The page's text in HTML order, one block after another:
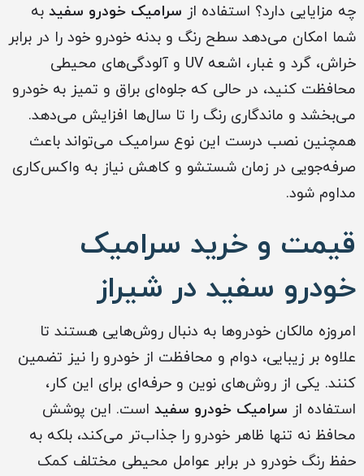
چه مزایایی دارد؟ استفاده از سرامیک خودرو سفید به
شما امکان می‌دهد سطح رنگ و بدنه خودرو خود را در برابر
خراش، گرد و غبار، اشعه UV و آلودگی‌های محیطی
محافظت کنید، در حالی که جلوه‌ای براق و تمیز به خودرو
می‌بخشد و ماندگاری رنگ را تا سال‌ها افزایش می‌دهد.
همچنین نصب درست این نوع سرامیک می‌تواند باعث
صرفه‌جویی در زمان شستشو و کاهش نیاز به واکس‌کاری
مداوم شود.
قیمت و خرید سرامیک
خودرو سفید در شیراز
امروزه مالکان خودروها به دنبال روش‌هایی هستند تا
علاوه بر زیبایی، دوام و محافظت از خودرو را نیز تضمین
کنند. یکی از روش‌های نوین و حرفه‌ای برای این کار،
استفاده از سرامیک خودرو سفید است. این پوشش
محافظ نه تنها ظاهر خودرو را جذاب‌تر می‌کند، بلکه به
حفظ رنگ خودرو در برابر عوامل محیطی مختلف کمک